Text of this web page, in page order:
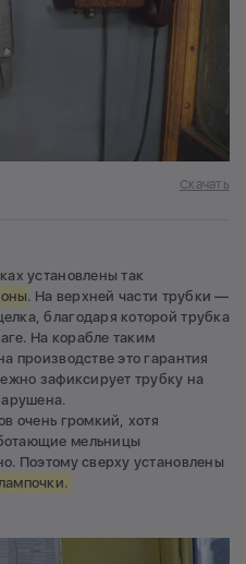
Скачать
установлены так
. На верхней части трубки —
благодаря которой трубка
На корабле таким
производстве это гарантия
зафиксирует трубку на
очень громкий, хотя
мельницы
Поэтому сверху установлены